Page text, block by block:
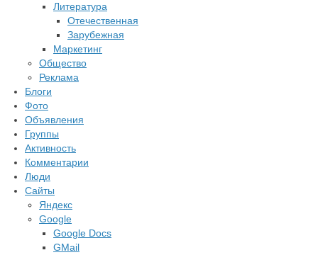
Литература
Отечественная
Зарубежная
Маркетинг
Общество
Реклама
Блоги
Фото
Объявления
Группы
Активность
Комментарии
Люди
Сайты
Яндекс
Google
Google Docs
GMail